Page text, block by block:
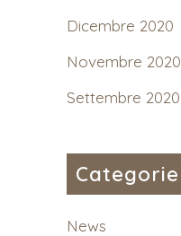
Dicembre 2020
Novembre 2020
Settembre 2020
Categorie
News